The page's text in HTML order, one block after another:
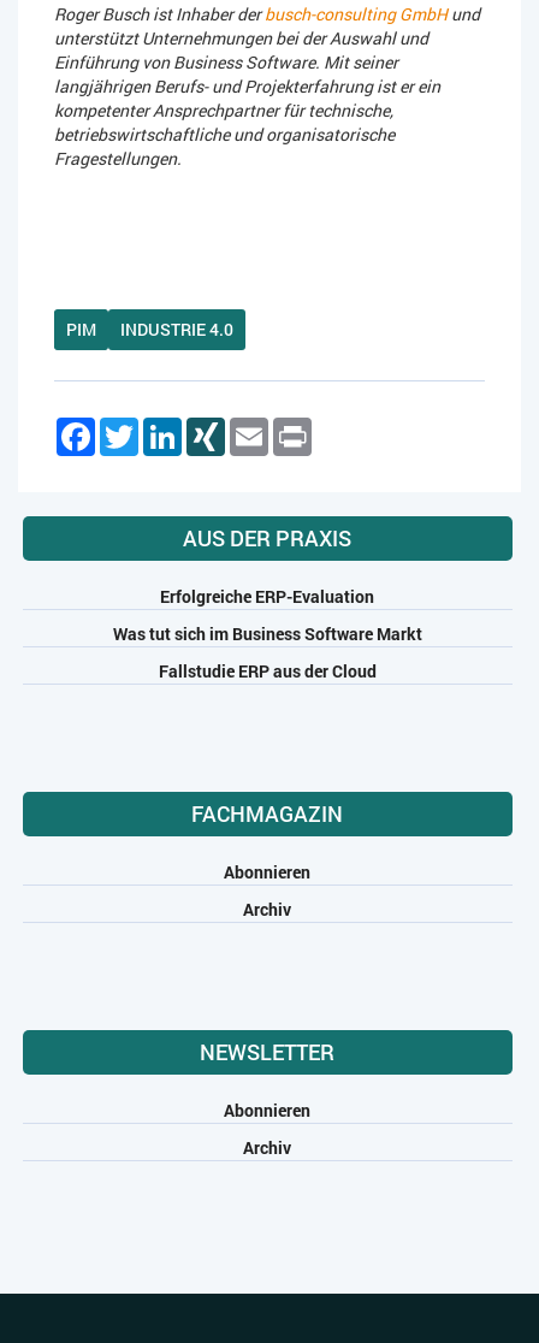
Roger Busch ist Inhaber derbusch-consulting GmbHund
unterstützt Unternehmungen bei der Auswahl und
Einführung von Business Software. Mit seiner
langjährigen Berufs- und Projekterfahrung ist er ein
kompetenter Ansprechpartner für technische,
betriebswirtschaftliche und organisatorische
Fragestellungen.
PIM INDUSTRIE 4.0
FacebookTwitterLinkedInXING Email
AUS DER PRAXIS
Erfolgreiche ERP-Evaluation
Was tut sich im Business Software Markt
Fallstudie ERP aus der Cloud
FACHMAGAZIN
Abonnieren
Archiv
NEWSLETTER
Abonnieren
Archiv